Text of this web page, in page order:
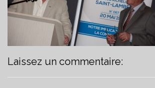
NOUVELLES
CONTACT
FACEBOOK
NOUVELLES
CONTACT
Laissez un commentaire: